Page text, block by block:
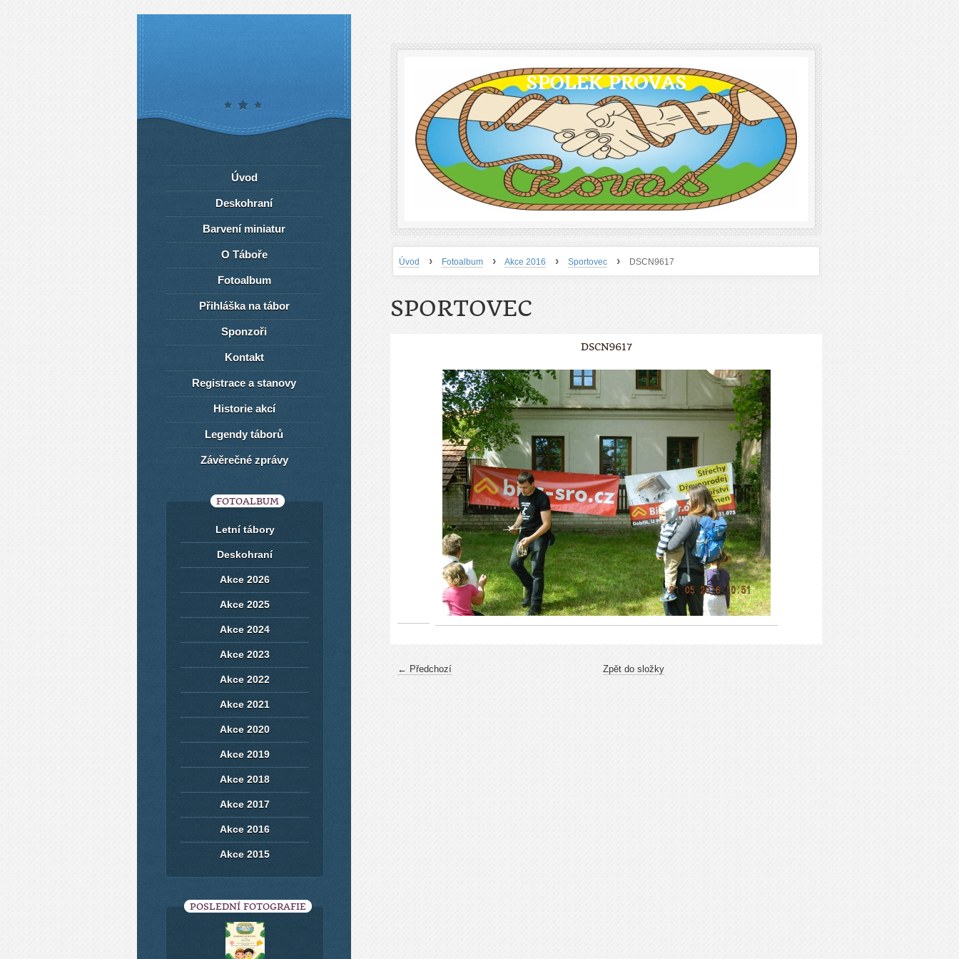
SPOLEK PROVAS
Úvod › Fotoalbum › Akce 2016 › Sportovec › DSCN9617
SPORTOVEC
DSCN9617
← Předchozí Zpět do složky
Úvod
Deskohraní
Barvení miniatur
O Táboře
Fotoalbum
Přihláška na tábor
Sponzoři
Kontakt
Registrace a stanovy
Historie akcí
Legendy táborů
Závěrečné zprávy
FOTOALBUM
Letní tábory
Deskohraní
Akce 2026
Akce 2025
Akce 2024
Akce 2023
Akce 2022
Akce 2021
Akce 2020
Akce 2019
Akce 2018
Akce 2017
Akce 2016
Akce 2015
POSLEDNÍ FOTOGRAFIE